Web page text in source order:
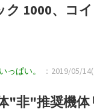
1000、コ
っぱい。
：2019/05/
"非"推奨機体